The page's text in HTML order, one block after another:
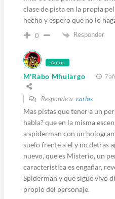
clase de pista en la propia
hecho y espero que no lo
0 Responder
Autor
M'Rabo Mhulargo 7
Responde a carlos
Mas pistas que tener a un
habla? que en la misma
a spiderman con un
suelo frente a el y no detras
nuevo, que es Misterio, un
caracteristica es engañar,
Spiderman y que sigue vivo
propio del personaje.